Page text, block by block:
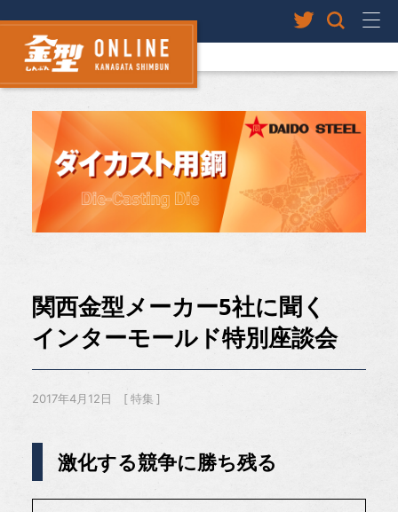
関西金型メーカー5社に聞く
インターモールド特別座談会
2017年4月12日 特集
激化する競争に勝ち残る